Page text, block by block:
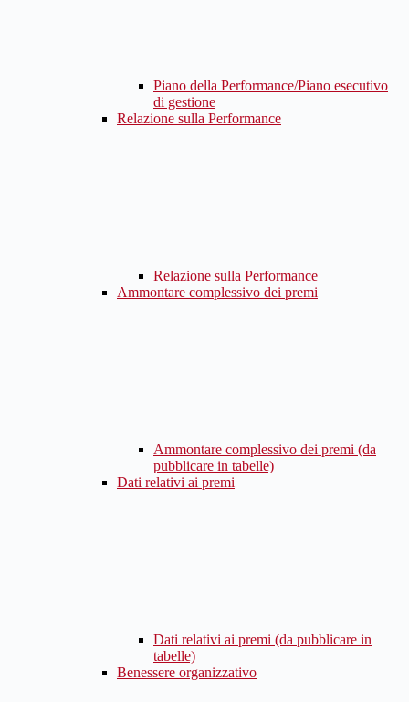
Piano della Performance/Piano esecutivo
di gestione
Relazione sulla Performance
Relazione sulla Performance
Ammontare complessivo dei premi
Ammontare complessivo dei premi (da
pubblicare in tabelle)
Dati relativi ai premi
Dati relativi ai premi (da pubblicare in
tabelle)
Benessere organizzativo